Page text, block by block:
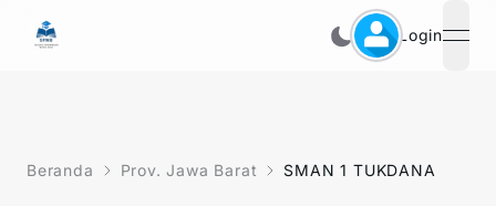
Login
Beranda Prov. Jawa Barat SMAN 1 TUKDANA